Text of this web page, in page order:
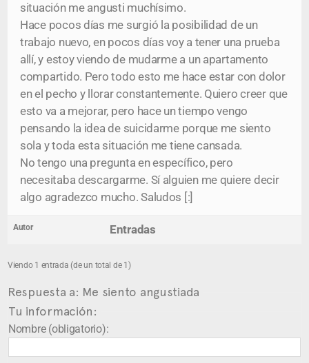
situación me angusti muchísimo.
Hace pocos días me surgió la posibilidad de un
trabajo nuevo, en pocos días voy a tener una prueba
allí, y estoy viendo de mudarme a un apartamento
compartido. Pero todo esto me hace estar con dolor
en el pecho y llorar constantemente. Quiero creer que
esto va a mejorar, pero hace un tiempo vengo
pensando la idea de suicidarme porque me siento
sola y toda esta situación me tiene cansada.
No tengo una pregunta en específico, pero
necesitaba descargarme. Sí alguien me quiere decir
algo agradezco mucho. Saludos [:]
Autor Entradas
Viendo 1 entrada (de un total de 1)
Respuesta a: Me siento angustiada
Tu información:
Nombre (obligatorio):